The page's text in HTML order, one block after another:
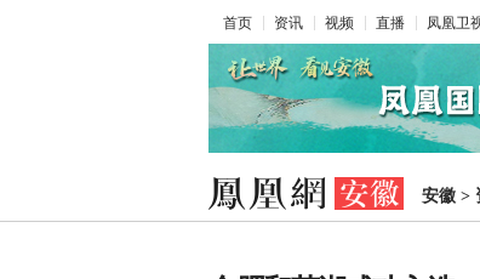
首页 资讯 视频 直播 凤凰卫
安徽 >